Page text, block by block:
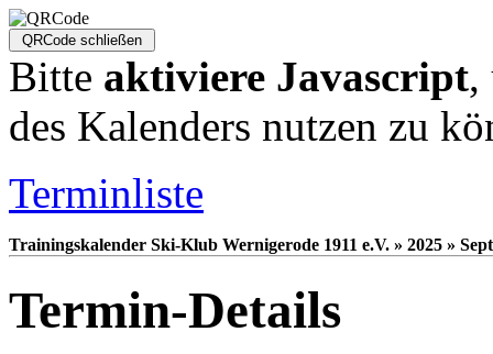
Bitte aktiviere Javascript,
des Kalenders nutzen zu
Terminliste
Trainingskalender Ski-Klub Wernigerode 1911 e.V. » 2025 »
Termin-Details